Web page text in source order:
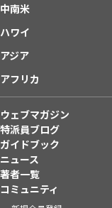
中南米
ハワイ
アジア
アフリカ
ウェブマガジン
特派員ブログ
ガイドブック
ニュース
著者一覧
コミュニティ